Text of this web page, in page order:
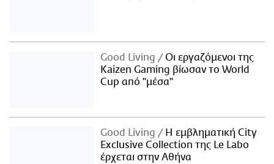
Good Living
Οι εργαζόμενοι της
Kaizen Gaming βίωσαν το World
Cup από "μέσα"
Good Living
Η εμβληματική City
Exclusive Collection της Le Labo
έρχεται στην Αθήνα